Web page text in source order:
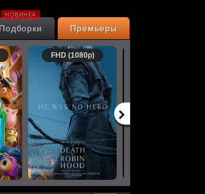
Премьеры
Подборки
НОВИНКА
FHD (1080p)